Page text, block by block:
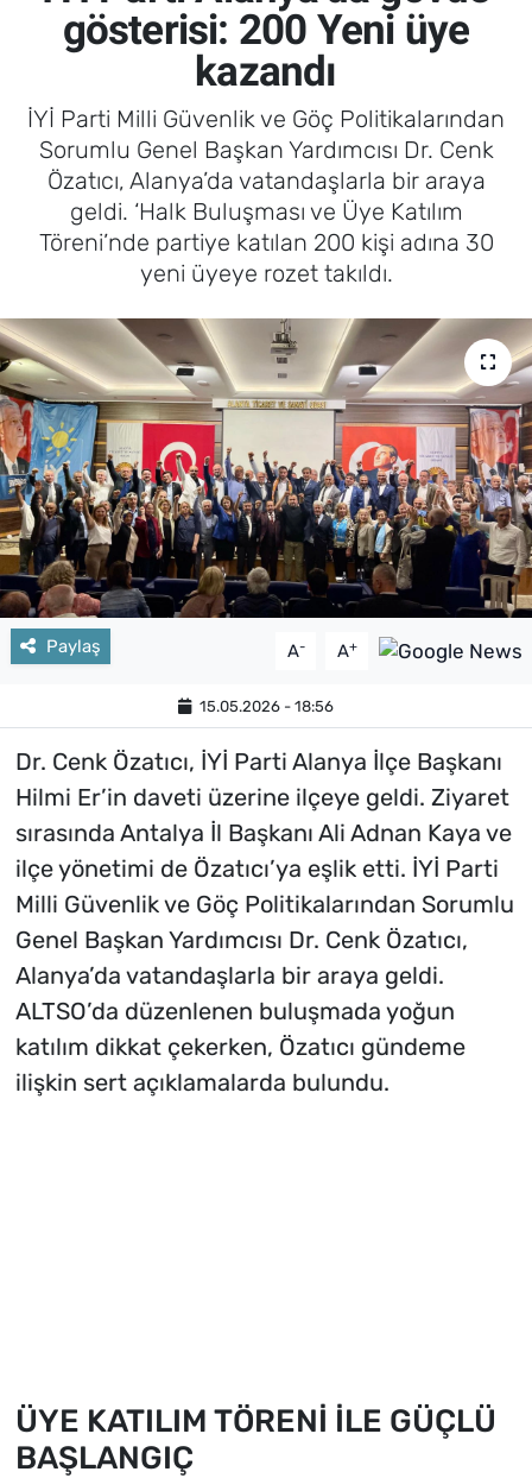
gösterisi: 200 Yeni üye
kazandı
İYİ Parti Milli Güvenlik ve Göç Politikalarından
Sorumlu Genel Başkan Yardımcısı Dr. Cenk
Özatıcı, Alanya’da vatandaşlarla bir araya
geldi. ‘Halk Buluşması ve Üye Katılım
Töreni’nde partiye katılan 200 kişi adına 30
yeni üyeye rozet takıldı.
Paylaş A- A+
15.05.2026 - 18:56
Dr. Cenk Özatıcı, İYİ Parti Alanya İlçe Başkanı
Hilmi Er’in daveti üzerine ilçeye geldi. Ziyaret
sırasında Antalya İl Başkanı Ali Adnan Kaya ve
ilçe yönetimi de Özatıcı’ya eşlik etti. İYİ Parti
Milli Güvenlik ve Göç Politikalarından Sorumlu
Genel Başkan Yardımcısı Dr. Cenk Özatıcı,
Alanya’da vatandaşlarla bir araya geldi.
ALTSO’da düzenlenen buluşmada yoğun
katılım dikkat çekerken, Özatıcı gündeme
ilişkin sert açıklamalarda bulundu.
ÜYE KATILIM TÖRENİ İLE GÜÇLÜ
BAŞLANGIÇ